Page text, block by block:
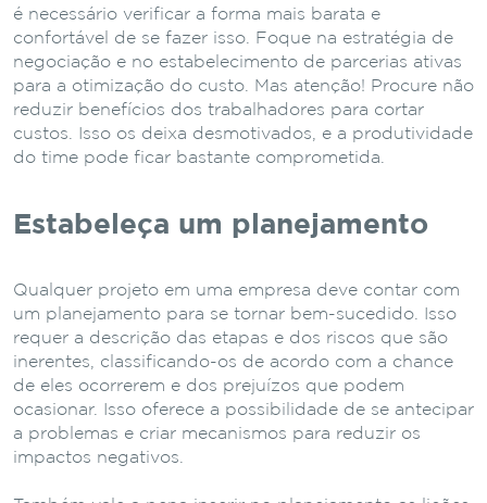
é necessário verificar a forma mais barata e
confortável de se fazer isso. Foque na estratégia de
negociação e no estabelecimento de parcerias ativas
para a otimização do custo. Mas atenção! Procure não
reduzir benefícios dos trabalhadores para cortar
custos. Isso os deixa desmotivados, e a produtividade
do time pode ficar bastante comprometida.
Estabeleça um planejamento
Qualquer projeto em uma empresa deve contar com
um planejamento para se tornar bem-sucedido. Isso
requer a descrição das etapas e dos riscos que são
inerentes, classificando-os de acordo com a chance
de eles ocorrerem e dos prejuízos que podem
ocasionar. Isso oferece a possibilidade de se antecipar
a problemas e criar mecanismos para reduzir os
impactos negativos.